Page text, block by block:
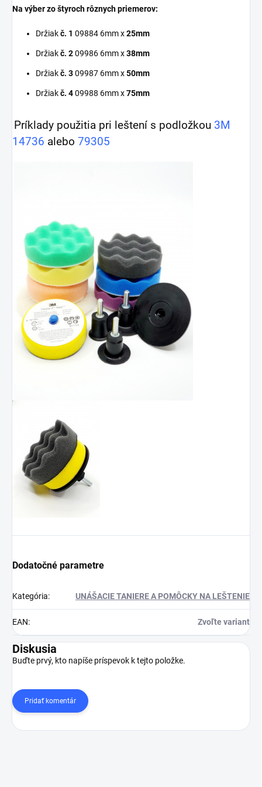
Na výber zo štyroch rôznych priemerov:
Držiakč. 1 09884 6mm x25mm
Držiakč. 209986 6mm x38mm
Držiakč. 309987 6mm x50mm
Držiakč. 409988 6mm x75mm
Príklady použitia pri leštení s podložkou 3M
14736 alebo 79305
Dodatočné parametre
Kategória: UNÁŠACIE TANIERE A POMÔCKY NA LEŠTENIE
EAN: Zvoľte variant
Diskusia
Buďte prvý, kto napíše príspevok k tejto položke.
Pridať komentár